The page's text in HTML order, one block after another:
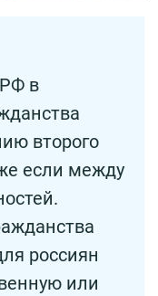
в
второго
если между
россиян
или